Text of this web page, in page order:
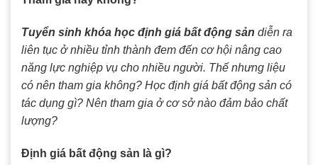
Tuyển sinh khóa học định giá bất động sản diễn ra
liên tục ở nhiều tỉnh thành đem đến cơ hội nâng cao
năng lực nghiệp vụ cho nhiều người. Thế nhưng liệu
có nên tham gia không? Học định giá bất động sản có
tác dụng gì? Nên tham gia ở cơ sở nào đảm bảo chất
lượng?
Định giá bất động sản là gì?